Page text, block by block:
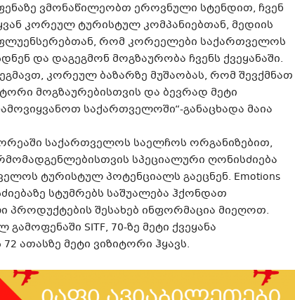
ვმონაწილეობთ ეროვნული სტენდით, ჩვენ
კორეულ ტურისტულ კომპანიებთან, მედიის
რომ კორეელები საქართველოს
და დაგეგმონ მოგზაურობა ჩვენს ქვეყანაში.
კორეულ ბაზარზე მუშაობას, რომ შევქმნათ
მოგზაურებისთვის და ბევრად მეტი
საქართველოში“-განაცხადა მაია
საქართველოს საელჩოს ორგანიზებით,
სპეციალური ღონისძიება
ტურისტულ პოტენციალს გაეცნენ. Emotions
სტუმრებს საშუალება ჰქონდათ
შესახებ ინფორმაცია მიეღოთ.
SITF, 70-ზე მეტი ქვეყანა
ათასზე მეტი ვიზიტორი ჰყავს.